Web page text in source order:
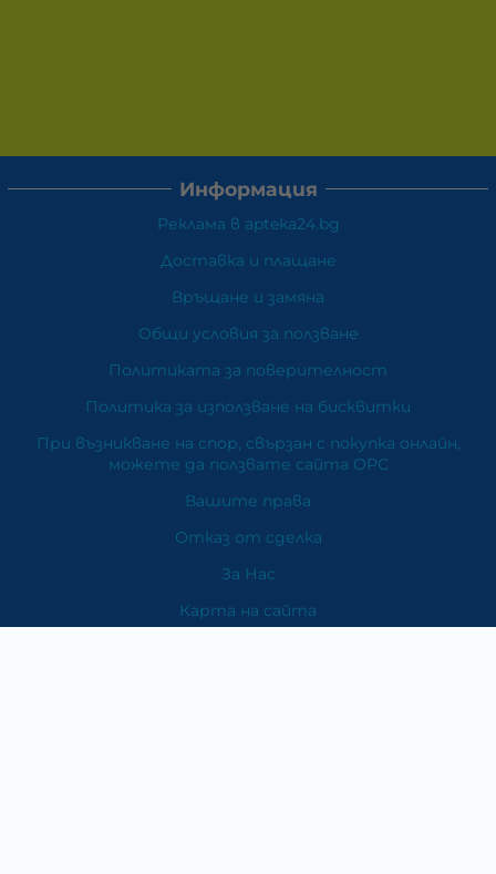
Информация
Реклама в apteka24.bg
Доставка и плащане
Връщане и замяна
Общи условия за ползване
Политиката за поверителност
Политика за използване на бисквитки
При възникване на спор, свързан с покупка онлайн,
можете да ползвате сайта ОРС
Вашите права
Отказ от сделка
За Нас
Карта на сайта